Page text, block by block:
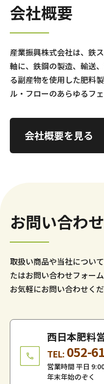
会社概要
産業振興株式会社は、鉄
軸に、鉄鋼の製造、輸送
る副産物を使用した肥料
ル・フローのあらゆるフ
会社概要を見る
お問い合わせ
取扱い商品や当社につい
たはお問い合わせフォー
お気軽にお問い合わせくだ
西日本肥料
TEL: 052-
営業時間 平日
年末年始のぞく